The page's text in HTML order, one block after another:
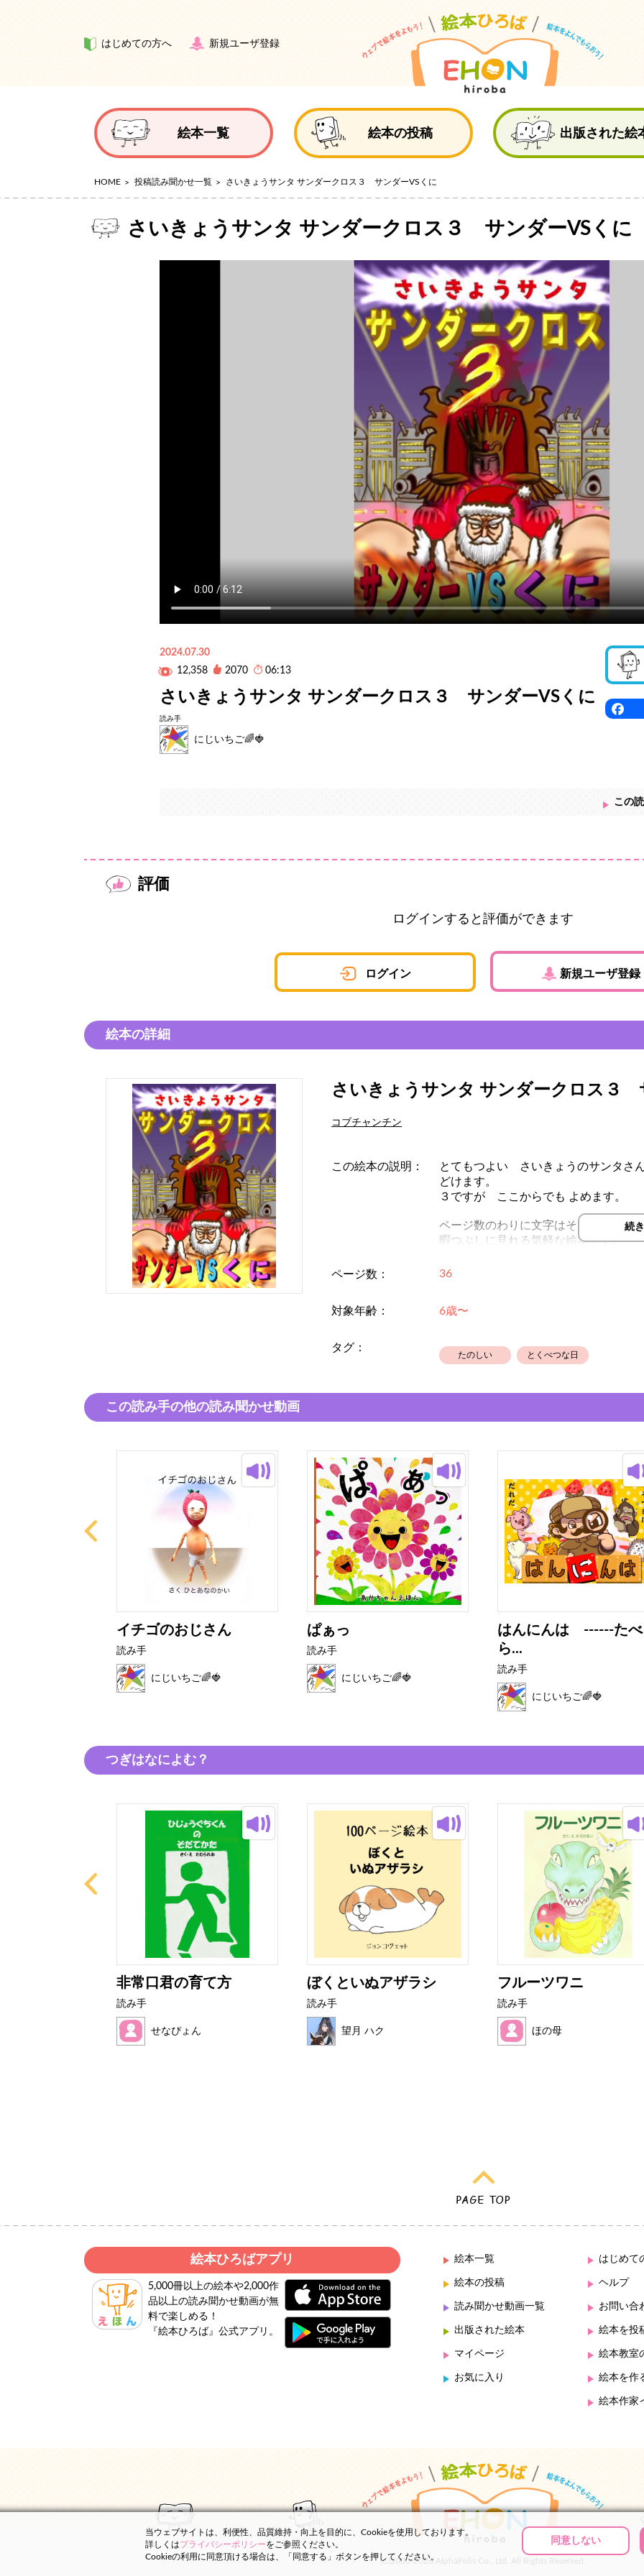
はじめての方へ 新規ユーザ登録
絵本一覧 絵本の投稿 出版された絵
HOME 投稿読み聞かせ一覧 さいきょうサンタ サンダークロス３ サンダーVSくに
さいきょうサンタ サンダークロス３ サンダーVSくに
2024.07.30
12,358
2070 06:13
さいきょうサンタ サンダークロス３ サンダーVSくに
読み手
にじいちご🌈🍓
この
評価
ログインすると評価ができます
ログイン 新規ユーザ登録
絵本の詳細
さいきょうサンタ サンダークロス３
コブチャンチン
この絵本の説明：
とてもつよい さいきょうのサンタ
どけます。
３ですが ここからでも よめます。
ページ数のわりに文字はそこまで多く
暇つぶしに見れる気軽な絵本です。
続
ページ数： 36
対象年齢： 6歳〜
タグ：
たのしい とくべつな日
この読み手の他の読み聞かせ動画
イチゴのおじさん
読み手
にじいちご🌈🍓
ぱぁっ
読み手
にじいちご🌈🍓
はんにんは ------たべ
ら...
読み手
にじいちご🌈🍓
つぎはなによむ？
非常口君の育て方
読み手
せなぴょん
ぼくといぬアザラシ
読み手
望月 ハク
フルーツワニ
読み手
ほの母
絵本ひろばアプリ
5,000冊以上の絵本や2,000作
品以上の読み聞かせ動画が無
料で楽しめる！
『絵本ひろば』公式アプリ。
絵本一覧
絵本の投稿
読み聞かせ動画一覧
出版された絵本
マイページ
お気に入り
はじめて
ヘルプ
お問い合
絵本を投
絵本教室
絵本を作
絵本作家
(C)2000-2026 AlphaPolis Co., Ltd. All Rights Reserved.
当ウェブサイトは、利便性、品質維持・向上を目的に、Cookieを使用しております。
詳しくはプライバシーポリシーをご参照ください。
Cookieの利用に同意頂ける場合は、「同意する」ボタンを押してください。
同意しない